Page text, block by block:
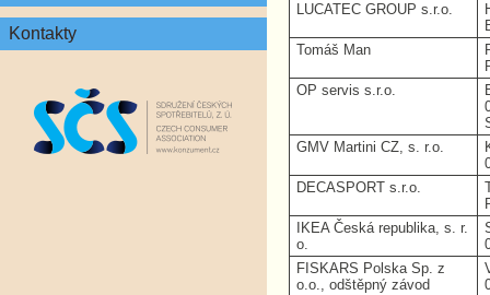
Kontakty
LUCATEC GROUP s.r.o.
Tomáš Man
OP servis s.r.o.
GMV Martini CZ, s. r.o.
DECASPORT s.r.o.
IKEA Česká republika, s. r.
o.
FISKARS Polska Sp. z
o.o., odštěpný závod